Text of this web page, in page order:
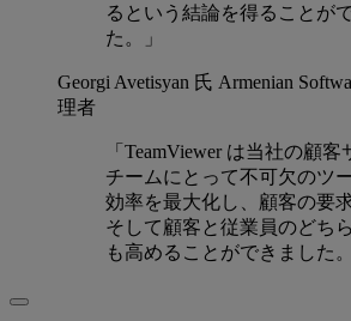
るという結論を得ることが
た。」
Georgi Avetisyan 氏 Armenian
理者
「TeamViewer は当社の顧客
チームにとって不可欠のツ
効率を最大化し、顧客の要
そして顧客と従業員のどち
も高めることができました。